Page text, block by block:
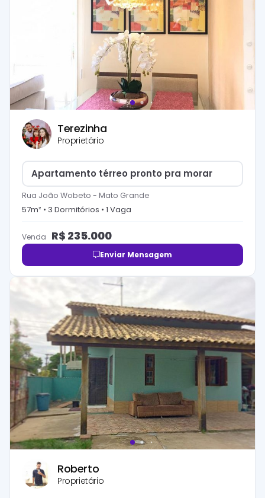
Terezinha
Proprietário
Apartamento térreo pronto pra morar
Rua João Wobeto - Mato Grande
57m² • 3 Dormitórios • 1 Vaga
Venda R$ 235.000
Enviar Mensagem
Roberto
Proprietário